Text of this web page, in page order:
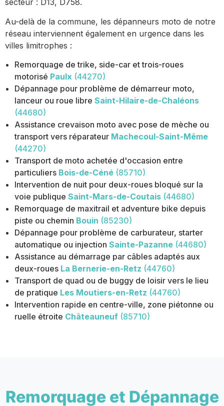
secteur : D13, D758.
Au-delà de la commune, les dépanneurs moto de notre
réseau interviennent également en urgence dans les
villes limitrophes :
Remorquage de trike, side-car et trois-roues
motorisé Paulx (44270)
Dépannage pour problème de démarreur moto,
lanceur ou roue libre Saint-Hilaire-de-Chaléons
(44680)
Assistance crevaison moto avec pose de mèche ou
transport vers réparateur Machecoul-Saint-Même
(44270)
Transport de moto achetée d'occasion entre
particuliers Bois-de-Céné (85710)
Intervention de nuit pour deux-roues bloqué sur la
voie publique Saint-Mars-de-Coutais (44680)
Remorquage de maxitrail et adventure bike depuis
piste ou chemin Bouin (85230)
Dépannage pour problème de carburateur, starter
automatique ou injection Sainte-Pazanne (44680)
Assistance au démarrage par câbles adaptés aux
deux-roues La Bernerie-en-Retz (44760)
Transport de quad ou de buggy de loisir vers le lieu
de pratique Les Moutiers-en-Retz (44760)
Intervention rapide en centre-ville, zone piétonne ou
ruelle étroite Châteauneuf (85710)
Remorquage et Dépannage